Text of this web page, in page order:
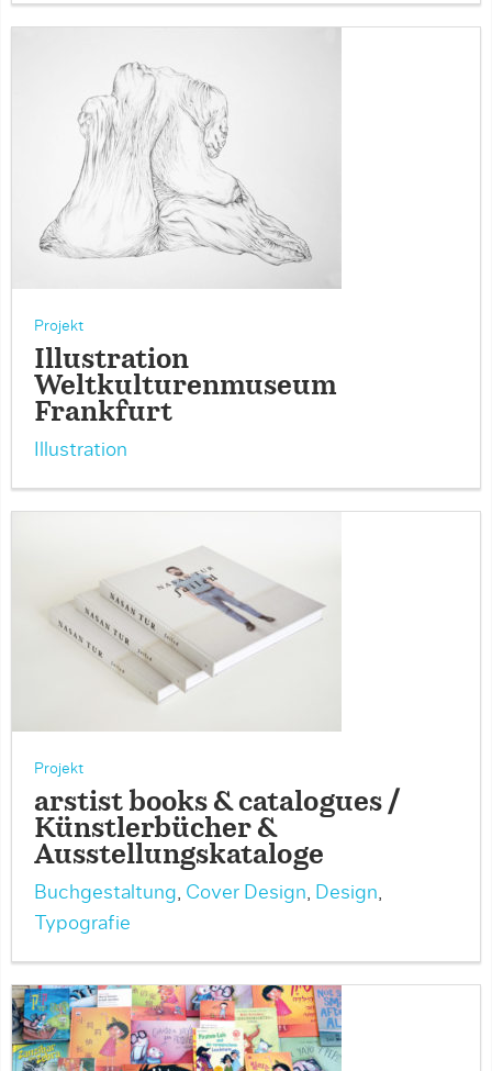
Projekt
Illustration
Weltkulturenmuseum
Frankfurt
Illustration
Projekt
arstist books & catalogues /
Künstlerbücher &
Ausstellungskataloge
Buchgestaltung, Cover Design, Design,
Typografie